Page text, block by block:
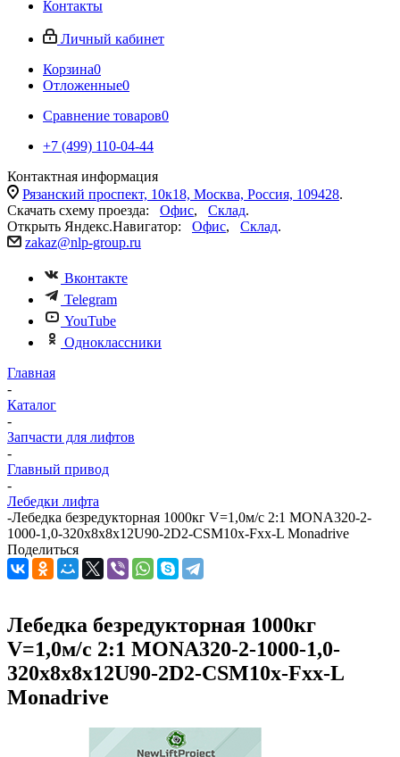
Контакты
Личный кабинет
Корзина0
Отложенные0
Сравнение товаров0
+7 (499) 110-04-44
Контактная информация
Рязанский проспект, 10к18, Москва, Россия, 109428.
Скачать схему проезда: Офис, Склад.
Открыть Яндекс.Навигатор: Офис, Склад.
zakaz@nlp-group.ru
Вконтакте
Telegram
YouTube
Одноклассники
Главная
-
Каталог
-
Запчасти для лифтов
-
Главный привод
-
Лебедки лифта
-Лебедка безредукторная 1000кг V=1,0м/с 2:1 MONA320-2-
1000-1,0-320x8x8x12U90-2D2-CSM10х-Fхх-L Monadrive
Поделиться
Лебедка безредукторная 1000кг
V=1,0м/с 2:1 MONA320-2-1000-1,0-
320x8x8x12U90-2D2-CSM10х-Fхх-L
Monadrive